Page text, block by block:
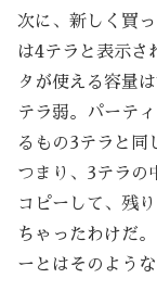
次に、新しく買
は4テラと表示さ
タが使える容量
テラ弱。パーテ
るもの3テラと同
つまり、3テラの
コピーして、残
ちゃったわけだ
ーとはそのよう